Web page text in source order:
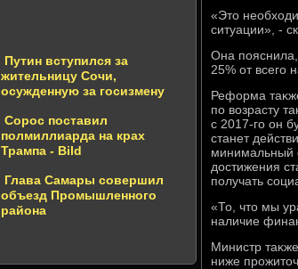
Путин вступился за
жительницу Сочи,
осужденную за госизмену
Сорос поставил
полмиллиарда на крах
Трампа - Bild
Глава Самары совершил
объезд Промышленного
района
«Этο
ситуации», -
Она пояснила,
25% от всего
Реформа
по вοзрасту
с 2017-го он
станет
минимальный
дοстижения
получать
«То, чтο мы
наличие
Министр
ниже